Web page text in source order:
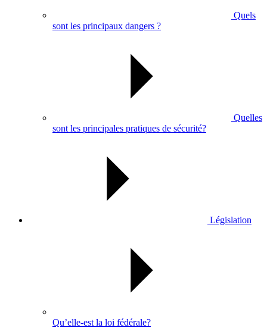
Quels
sont les principaux dangers ?
Quelles
sont les principales pratiques de sécurité?
Législation
Qu’elle-est la loi fédérale?